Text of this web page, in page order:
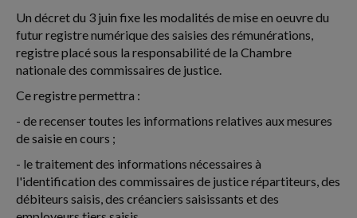
Un décret du 3 juin fixe les modalités de mise en oeuvre du
futur registre numérique des saisies des rémunérations,
registre placé sous la responsabilité de la Chambre
nationale des commissaires de justice.
Ce registre permettra :
- de recenser toutes les informations relatives aux mesures
de saisie en cours ;
- le traitement des informations nécessaires à
l'identification des commissaires de justice répartiteurs, des
débiteurs saisis, des créanciers saisissants et des